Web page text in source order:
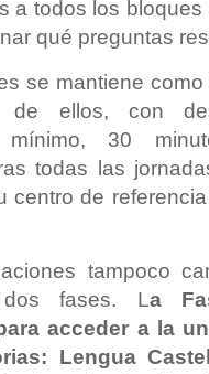
a todos los
qué preguntas
se mantiene
ellos, con
30
todas las
centro de
tampoco
dos fases. La
acceder a la
Lengua